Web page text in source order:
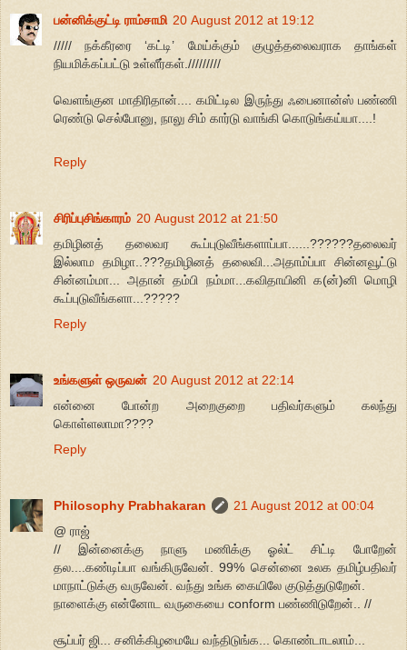
பன்னிக்குட்டி ராம்சாமி 20 August 2012 at 19:12
///// நக்கீரரை ‘கட்டி’ மேய்க்கும் குழுத்தலைவராக தாங்கள்
நியமிக்கப்பட்டு உள்ளீர்கள்./////////
வெளங்குன மாதிரிதான்.... கமிட்டில இருந்து ஃபைனான்ஸ் பண்ணி
ரெண்டு செல்போனு, நாலு சிம் கார்டு வாங்கி கொடுங்கய்யா....!
Reply
சிரிப்புசிங்காரம் 20 August 2012 at 21:50
தமிழினத் தலைவர கூப்புடுவீங்களாப்பா......??????தலைவர்
இல்லாம தமிழா..???தமிழினத் தலைவி...அதாம்ப்பா சின்னவூட்டு
சின்னம்மா... அதான் தம்பி நம்மா...கவிதாயினி க(ன்)னி மொழி
கூப்புடுவீங்களா...?????
Reply
உங்களுள் ஒருவன் 20 August 2012 at 22:14
என்னை போன்ற அறைகுறை பதிவர்களும் கலந்து
கொள்ளலாமா????
Reply
Philosophy Prabhakaran
21 August 2012 at 00:04
@ ராஜ்
// இன்னைக்கு நாளு மணிக்கு ஓல்ட் சிட்டி போறேன்
தல....கண்டிப்பா வங்கிருவேன். 99% சென்னை உலக தமிழ்பதிவர்
மாநாட்டுக்கு வருவேன். வந்து உங்க கையிலே குடுத்துடுறேன்.
நாளைக்கு என்னோட வருகையை conform பண்ணிடுறேன்.. //
சூப்பர் ஜி... சனிக்கிழமையே வந்திடுங்க... கொண்டாடலாம்...